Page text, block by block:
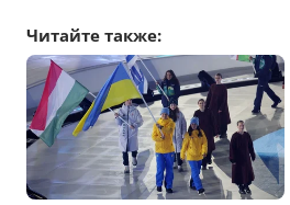
Читайте также: